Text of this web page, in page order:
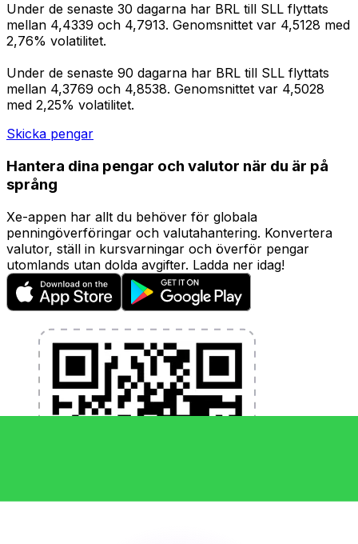
Under de senaste 30 dagarna har BRL till SLL flyttats
mellan 4,4339 och 4,7913. Genomsnittet var 4,5128 med
2,76% volatilitet.
Under de senaste 90 dagarna har BRL till SLL flyttats
mellan 4,3769 och 4,8538. Genomsnittet var 4,5028
med 2,25% volatilitet.
Skicka pengar
Hantera dina pengar och valutor när du är på
språng
Xe-appen har allt du behöver för globala
penningöverföringar och valutahantering. Konvertera
valutor, ställ in kursvarningar och överför pengar
utomlands utan dolda avgifter. Ladda ner idag!